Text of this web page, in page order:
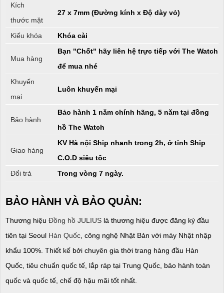
Kích
thước mặt
27 x 7mm (Đường kính x Độ dày vỏ)
Kiểu khóa Khóa cài
Mua hàng
Bạn "Chốt" hãy liên hệ trực tiếp với The Watch
để mua nhé
Khuyến
mại
Luôn khuyến mại
Bảo hành
Bảo hành 1 năm chính hãng, 5 năm tại đồng
hồ The Watch
Giao hàng
KV Hà nội Ship nhanh trong 2h, ở tỉnh Ship
C.O.D siêu tốc
Đổi trả
Trong vòng 7 ngày.
BẢO HÀNH VÀ BẢO QUẢN:
Thương hiệu Đồng hồ JULIUS là thương hiệu được đăng ký đầu
tiên tại Seoul Hàn Quốc , công nghệ Nhật Bản với máy Nhật nhập
khẩu 100%. Thiết kế bởi chuyên gia thời trang hàng đầu Hàn
Quốc, tiêu chuẩn quốc tế, lắp ráp tại Trung Quốc, bảo hành toàn
quốc và quốc tế, chế độ hậu mãi tốt nhất.